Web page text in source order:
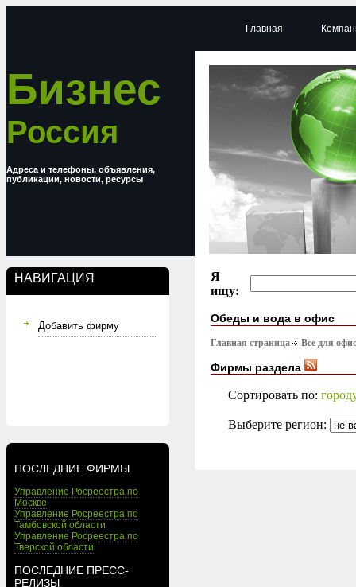
Бизнес
Россия
Адреса и телефоны, объявления,
публикации, новости, ресурсы
НАВИГАЦИЯ
Добавить фирму
ПОСЛЕДНИЕ ФИРМЫ
Управление Росреестра по
Москве
Управление Росреестра по
Тамбовской области
Управление Росреестра по
Тверской области
ПОСЛЕДНИЕ ПРЕСС-
РЕЛИЗЫ
Главная
Я
ищу:
Обеды и вода в офис
Главная страница Все для
Фирмы раздела
Сортировать по:
Выберите регион: